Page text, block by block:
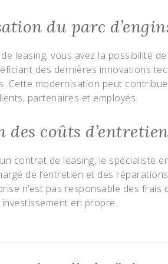
du parc
leasing, vous avez la possibilité
des dernières innovations
Cette modernisation peut
partenaires et employés.
des coûts d’entretien
contrat de leasing, le spécialiste
de l’entretien et des
n’est pas responsable des frais
investissement en propre.